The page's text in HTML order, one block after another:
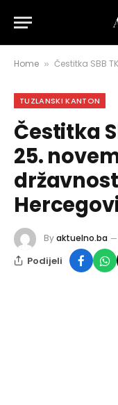
Home » Čestitka SBB TK
TUZLANSKI KANTON
Čestitka
25.
Byaktuelno.ba
Podijeli